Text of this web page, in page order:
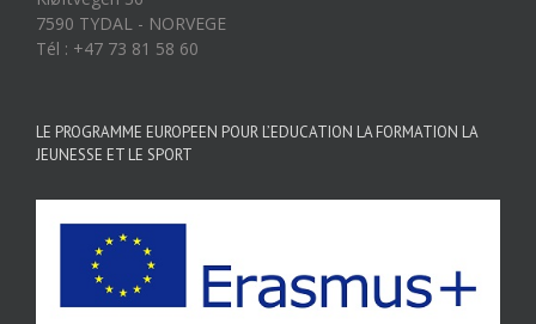
7590 TYDAL - NORVEGE
Tél : +47 73 81 58 60
LE PROGRAMME EUROPEEN POUR L’EDUCATION LA FORMATION LA
JEUNESSE ET LE SPORT